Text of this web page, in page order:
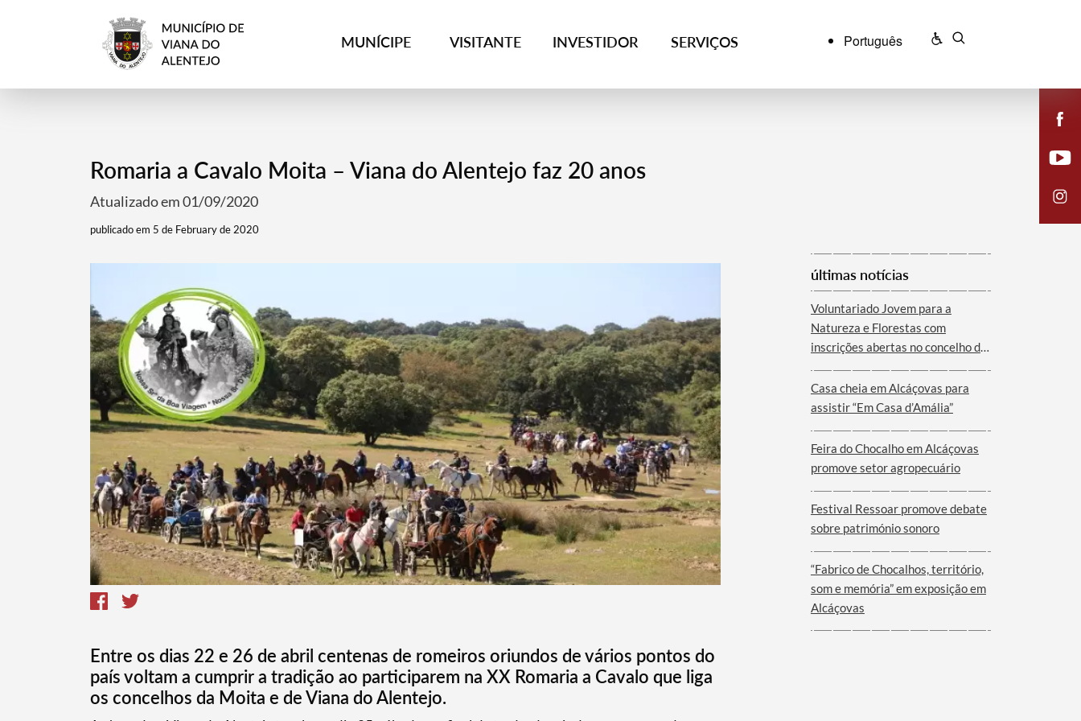
MUNÍCIPE VISITANTE INVESTIDOR SERVIÇOS Português
Termo de Pesquisa
Romaria a Cavalo Moita – Viana do Alentejo faz 20 anos
Atualizado em 01/09/2020
publicado em 5 de February de 2020
Entre os dias 22 e 26 de abril centenas de romeiros oriundos de vários pontos do
país voltam a cumprir a tradição ao participarem na XX Romaria a Cavalo que liga
os concelhos da Moita e de Viana do Alentejo.
últimas notícias
Voluntariado Jovem para a
Natureza e Florestas com
inscrições abertas no concelho de
Casa cheia em Alcáçovas para
assistir “Em Casa d’Amália”
Feira do Chocalho em Alcáçovas
promove setor agropecuário
Festival Ressoar promove debate
sobre património sonoro
“Fabrico de Chocalhos, território,
som e memória” em exposição em
Alcáçovas